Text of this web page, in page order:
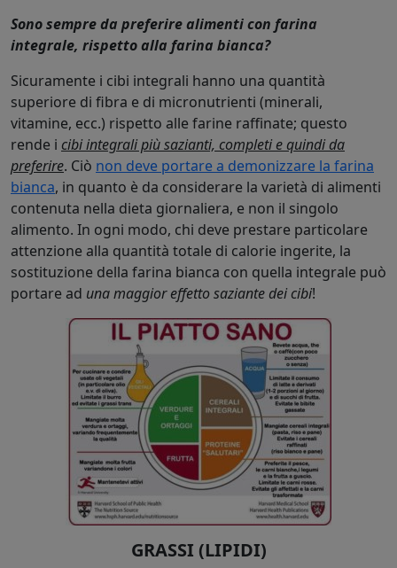
Sono sempre da preferire alimenti con farina
integrale, rispetto alla farina bianca?
Sicuramente i cibi integrali hanno una quantità
superiore di fibra e di micronutrienti (minerali,
vitamine, ecc.) rispetto alle farine raffinate; questo
rende i cibi integrali più sazianti, completi e quindi da
preferire. Ciò non deve portare a demonizzare la farina
bianca, in quanto è da considerare la varietà di alimenti
contenuta nella dieta giornaliera, e non il singolo
alimento. In ogni modo, chi deve prestare particolare
attenzione alla quantità totale di calorie ingerite, la
sostituzione della farina bianca con quella integrale può
portare ad una maggior effetto saziante dei cibi!
GRASSI (LIPIDI)